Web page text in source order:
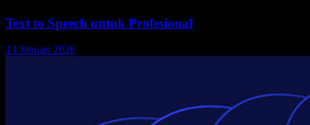
Text to Speech untuk Profesional
13 Januari 2026